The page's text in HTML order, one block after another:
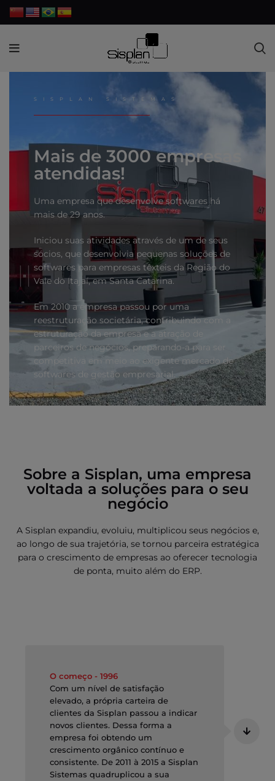
SISPLAN SISTEMAS
Mais de 3000 empresas
atendidas!
Uma empresa que desenvolve softwares há
mais de 29 anos.
Iniciou suas atividades através de um de seus
sócios, que desenvolvia pequenas soluções de
softwares para empresas têxteis da Região do
Vale do Itajaí, em Santa Catarina.
Em 2010 a empresa passou por uma
reestruturação societária, contribuindo com a
estruturação da empresa e a atração de
parceiros de negócios, preparando-a para ser
competitiva em meio ao exigente mercado de
softwares de gestão empresarial.
Sobre a Sisplan, uma empresa
voltada a soluções para o seu
negócio
A Sisplan expandiu, evoluiu, multiplicou seus negócios e,
ao longo de sua trajetória, se tornou parceira estratégica
para o crescimento de empresas ao oferecer tecnologia
de ponta, muito além do ERP.
O começo - 1996
Com um nível de satisfação
elevado, a própria carteira de
clientes da Sisplan passou a indicar
novos clientes. Dessa forma a
empresa foi obtendo um
crescimento orgânico contínuo e
consistente. De 2011 à 2015 a Sisplan
Sistemas quadruplicou a sua